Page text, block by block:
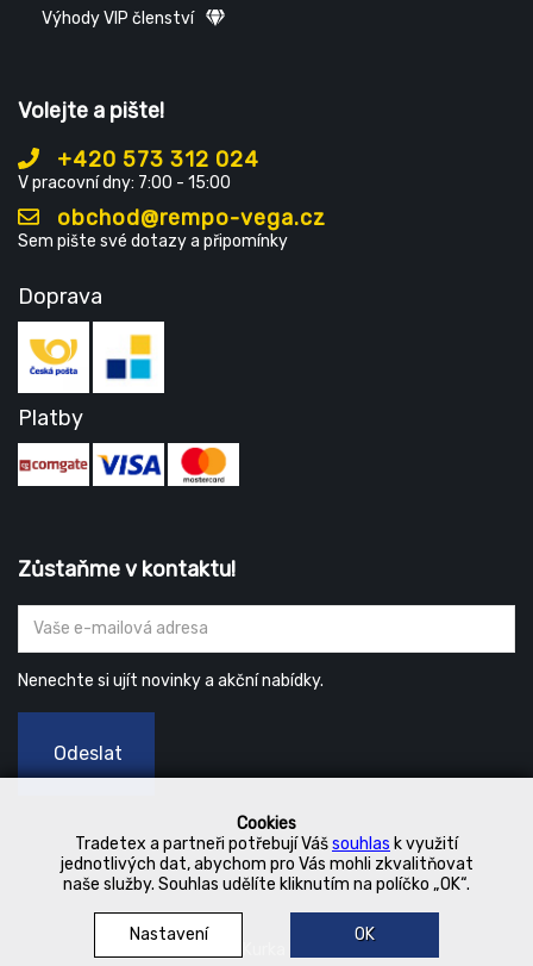
Cookies
Tradetex a partneři potřebují Vášsouhlas k využití
jednotlivých dat, abychom pro Vás mohli zkvalitňovat
naše služby. Souhlas udělíte kliknutím na políčko „OK“.
Nastavení OK
Výhody VIP členství
Volejte a pište!
+420 573 312 024
V pracovní dny: 7:00 - 15:00
obchod@rempo-vega.cz
Sem pište své dotazy a připomínky
Doprava
Platby
Zůstaňme v kontaktu!
Nenechte si ujít novinky a akční nabídky.
Odeslat